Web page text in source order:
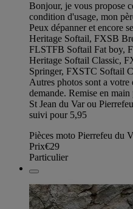
Bonjour, je vous propose
condition d'usage, mon
Peux dépanner et encore
Heritage Softail, FXSB
FLSTFB Softail Fat boy,
Heritage Softail Classic,
Springer, FXSTC Softail
Autres photos sont a
demande. Remise en
St Jean du Var ou
suivi pour 5,95
Pièces moto Pierrefeu du
Prix€29
Particulier